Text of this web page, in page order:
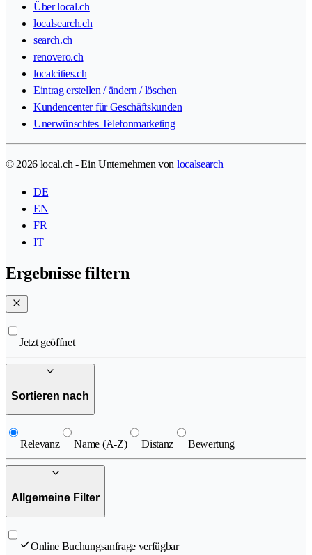
Über local.ch
localsearch.ch
search.ch
renovero.ch
localcities.ch
Eintrag erstellen / ändern / löschen
Kundencenter für Geschäftskunden
Unerwünschtes Telefonmarketing
© 2026 local.ch - Ein Unternehmen von localsearch
DE
EN
FR
IT
Ergebnisse filtern
Jetzt geöffnet
Sortieren nach
Relevanz Name (A-Z) Distanz Bewertung
Allgemeine Filter
Online Buchungsanfrage verfügbar